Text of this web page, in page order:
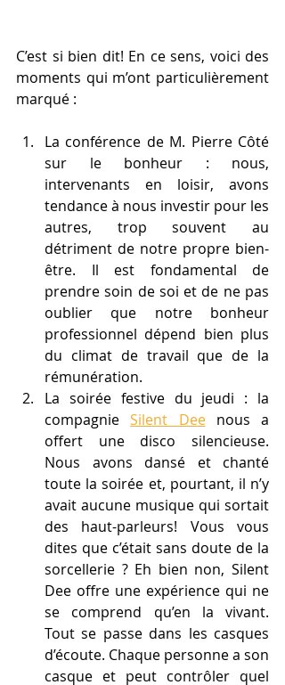
C’est si bien dit! En ce sens, voici des
moments qui m’ont particulièrement
marqué :
La conférence de M. Pierre Côté
sur le bonheur : nous,
intervenants en loisir, avons
tendance à nous investir pour les
autres, trop souvent au
détriment de notre propre bien-
être. Il est fondamental de
prendre soin de soi et de ne pas
oublier que notre bonheur
professionnel dépend bien plus
du climat de travail que de la
rémunération.
La soirée festive du jeudi : la
compagnie Silent Dee nous a
offert une disco silencieuse.
Nous avons dansé et chanté
toute la soirée et, pourtant, il n’y
avait aucune musique qui sortait
des haut-parleurs! Vous vous
dites que c’était sans doute de la
sorcellerie ? Eh bien non, Silent
Dee offre une expérience qui ne
se comprend qu’en la vivant.
Tout se passe dans les casques
d’écoute. Chaque personne a son
casque et peut contrôler quel